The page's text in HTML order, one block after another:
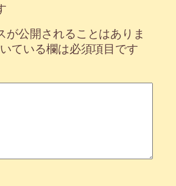
が公開されることはありま
ている欄は必須項目です